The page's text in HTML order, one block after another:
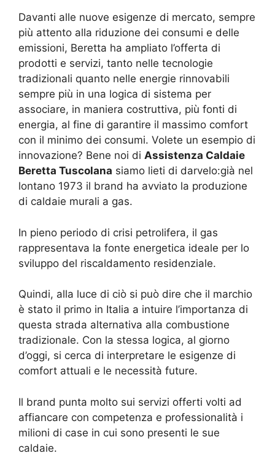
Davanti alle nuove esigenze di mercato, sempre
più attento alla riduzione dei consumi e delle
emissioni, Beretta ha ampliato l’offerta di
prodotti e servizi, tanto nelle tecnologie
tradizionali quanto nelle energie rinnovabili
sempre più in una logica di sistema per
associare, in maniera costruttiva, più fonti di
energia, al fine di garantire il massimo comfort
con il minimo dei consumi. Volete un esempio di
innovazione? Bene noi di Assistenza Caldaie
Beretta Tuscolana siamo lieti di darvelo:già nel
lontano 1973 il brand ha avviato la produzione
di caldaie murali a gas.
In pieno periodo di crisi petrolifera, il gas
rappresentava la fonte energetica ideale per lo
sviluppo del riscaldamento residenziale.
Quindi, alla luce di ciò si può dire che il marchio
è stato il primo in Italia a intuire l’importanza di
questa strada alternativa alla combustione
tradizionale. Con la stessa logica, al giorno
d’oggi, si cerca di interpretare le esigenze di
comfort attuali e le necessità future.
Il brand punta molto sui servizi offerti volti ad
affiancare con competenza e professionalità i
milioni di case in cui sono presenti le sue
caldaie.